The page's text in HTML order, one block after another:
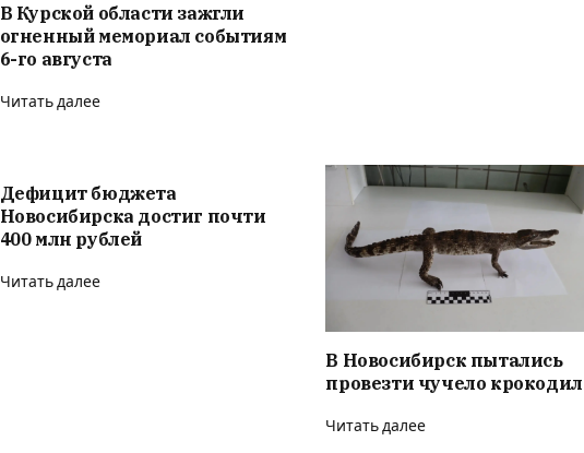
В Курской области зажгли
огненный мемориал событиям
6-го августа
Читать далее
Дефицит бюджета
Новосибирска достиг почти
400 млн рублей
Читать далее
В Новосибирск пытались
провезти чучело
Читать далее